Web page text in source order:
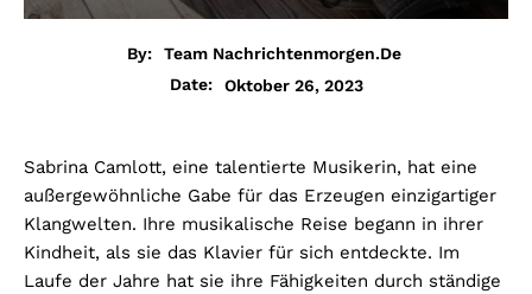
By:
Team Nachrichtenmorgen.de
Date:
Oktober 26, 2023
Sabrina Camlott, eine talentierte Musikerin, hat eine
außergewöhnliche Gabe für das Erzeugen einzigartiger
Klangwelten. Ihre musikalische Reise begann in ihrer
Kindheit, als sie das Klavier für sich entdeckte. Im
Laufe der Jahre hat sie ihre Fähigkeiten durch ständige